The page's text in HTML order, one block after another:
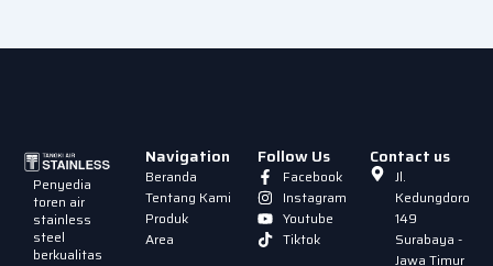
Penyedia
toren air
stainless
steel
berkualitas
Navigation
Beranda
Tentang Kami
Produk
Area
Follow Us
Facebook
Instagram
Youtube
Tiktok
Contact us
Jl.
Kedungdoro
149
Surabaya -
Jawa Timur